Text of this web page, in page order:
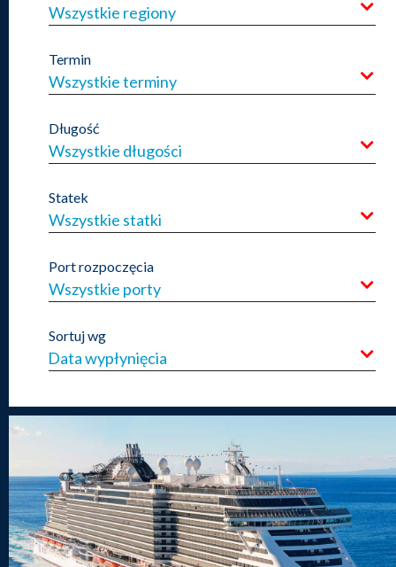
Wszystkie regiony
Termin
Wszystkie terminy
Długość
Wszystkie długości
Statek
Wszystkie statki
Port rozpoczęcia
Wszystkie porty
Sortuj wg